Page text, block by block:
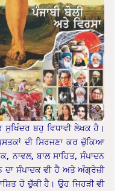
ਸੁਖਿੰਦਰ ਬਹੁ ਵਿਧਾਵੀ ਲੇਖਕ ਹੈ।
ਦੀ ਸਿਰਜਣਾ ਕਰ ਚੁੱਕਿਆ
ਨਾਵਲ, ਬਾਲ ਸਾਹਿਤ, ਸੰਪਾਦਨ
ਦਾ ਸੰਪਾਦਕ ਵੀ ਹੈ ਅਤੇ ਅੰਗ੍ਰੇਜ਼ੀ
ਹੋ ਚੁੱਕੀ ਹੈ। ਉਹ ਜਿਹੜੀ ਵੀ